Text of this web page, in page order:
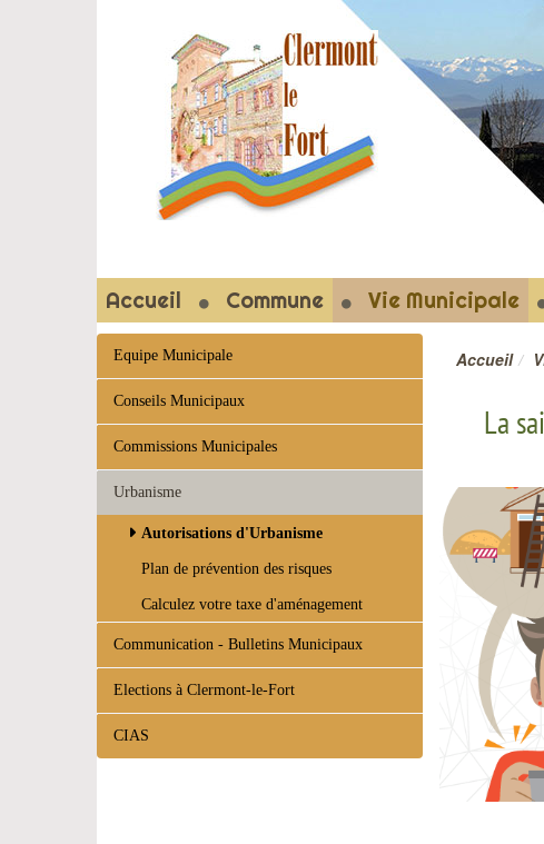
CLERMONT-
Accueil Commune Vie Municipale
Accueil
La
Equipe Municipale
Conseils Municipaux
Commissions Municipales
Urbanisme
Autorisations d'Urbanisme
Plan de prévention des risques
Calculez votre taxe d'aménagement
Communication - Bulletins Municipaux
Elections à Clermont-le-Fort
CIAS